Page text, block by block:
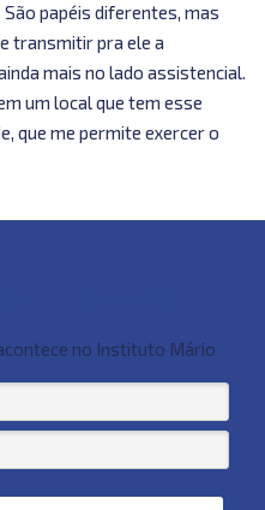
papéis diferentes, mas
transmitir pra ele a
mais no lado assistencial.
um local que tem esse
que me permite exercer o
no Instituto Mário